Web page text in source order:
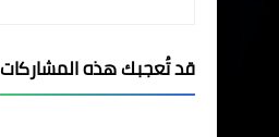
قد تُعجبك هذه المشاركات